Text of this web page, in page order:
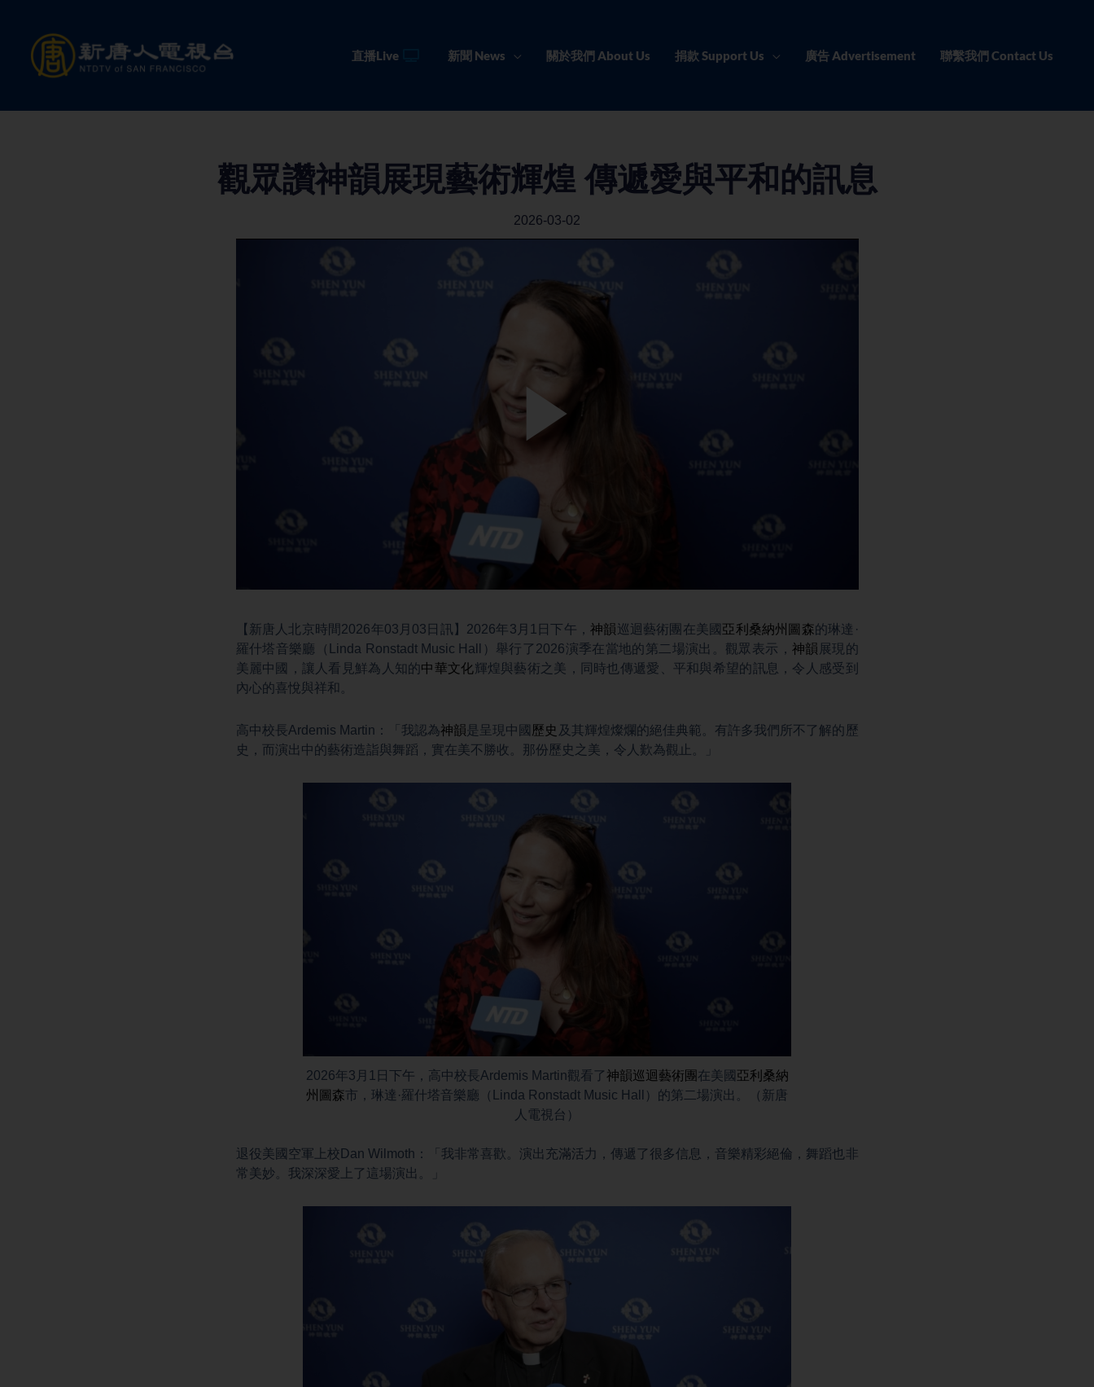
content
直播Live 新聞 News 關於我們 About Us 捐款 Support Us 廣告 Advertisement 聯繫我們 Contact Us
觀眾讚神韻展現藝術輝煌 傳遞愛與平和的訊息
2026-03-02
【新唐人北京時間2026年03月03日訊】2026年3月1日下午，神韻巡迴藝術團在美國 亞利桑納州圖森的琳達·
羅什塔音樂廳（Linda Ronstadt Music Hall）舉行了2026演季在當地的第二場演出。觀眾表示， 神韻 展現的
美麗中國，讓人看見鮮為人知的中華文化輝煌與藝術之美，同時也傳遞愛、平和與希望的訊息，令人感受到
內心的喜悅與祥和。
高中校長Ardemis Martin：「我認為神韻 是呈現中國 歷史 及其輝煌燦爛的絕佳典範。有許多我們所不了解的歷
史，而演出中的藝術造詣與舞蹈，實在美不勝收。那份歷史之美，令人歎為觀止。」
2026年3月1日下午，高中校長Ardemis Martin觀看了神韻巡迴藝術團 在美國 亞利桑納
州圖森市，琳達·羅什塔音樂廳（Linda Ronstadt Music Hall）的第二場演出。（新唐
⼈電視台）
退役美國空軍上校Dan Wilmoth：「我非常喜歡。演出充滿活力，傳遞了很多信息，音樂精彩絕倫，舞蹈也非
常美妙。我深深愛上了這場演出。」